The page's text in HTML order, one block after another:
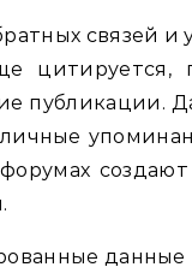
связей и
цитируется,
публикации.
данные